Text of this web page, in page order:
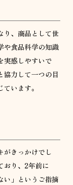
り、商品として世
や食品科学の知識
実感しやすいで
協力して一つの目
います。
がきっかけでし
おり、2年前に
い」というご指摘